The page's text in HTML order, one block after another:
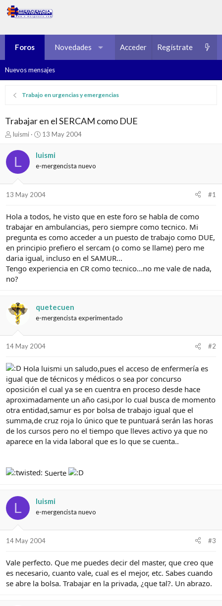
Foros Novedades Multimedia Recursos
Acceder Regístrate
Nuevos mensajes
Trabajo en urgencias y emergencias
Trabajar en el SERCAM como DUE
I
i
o
d
l
t
e
m
a
luismi
F
c
h
a
i
i
i
o
13 May 2004
L luismi
e-mergencista nuevo
13 May 2004 #1
Hola a todos, he visto que en este foro se habla de como
trabajar en ambulancias, pero siempre como tecnico. Mi
pregunta es como acceder a un puesto de trabajo como DUE,
en principio prefiero el sercam (o como se llame) pero me
daria igual, incluso en el SAMUR...
Tengo experiencia en CR como tecnico...no me vale de nada,
no?
quetecuen
e-mergencista experimentado
14 May 2004 #2
Hola luismi un saludo,pues el acceso de enfermería es
igual que de técnicos y médicos o sea por concurso
oposición el cual ya se en cuentra en proceso desde hace
aproximadamente un año casi,por lo cual busca de momento
otra entidad,samur es por bolsa de trabajo igual que el
summa,de cruz roja lo único que te puntuará serán las horas
de los cursos pero no el tiempo que lleves activo ya que no
aparece en la vida laboral que es lo que se cuenta..
Suerte
L luismi
e-mergencista nuevo
14 May 2004 #3
Vale perfecto. Que me puedes decir del master, que creo que
es necesario, cuanto vale, cual es el mejor, etc. Sabes cuando
se abre la bolsa. Trabajar en la privada, ¿que tal?. Un abrazo.